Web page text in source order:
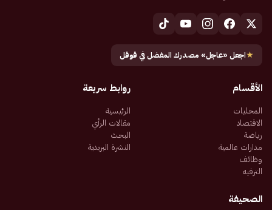
★اجعل «عاجل» مصدرك المفضل في قوقل
الأقسام
المحليات
الاقتصاد
رياضة
مدارات عالمية
وظائف
الترفيه
روابط سريعة
الرئيسية
مقالات الرأي
البحث
النشرة البريدية
الصحيفة